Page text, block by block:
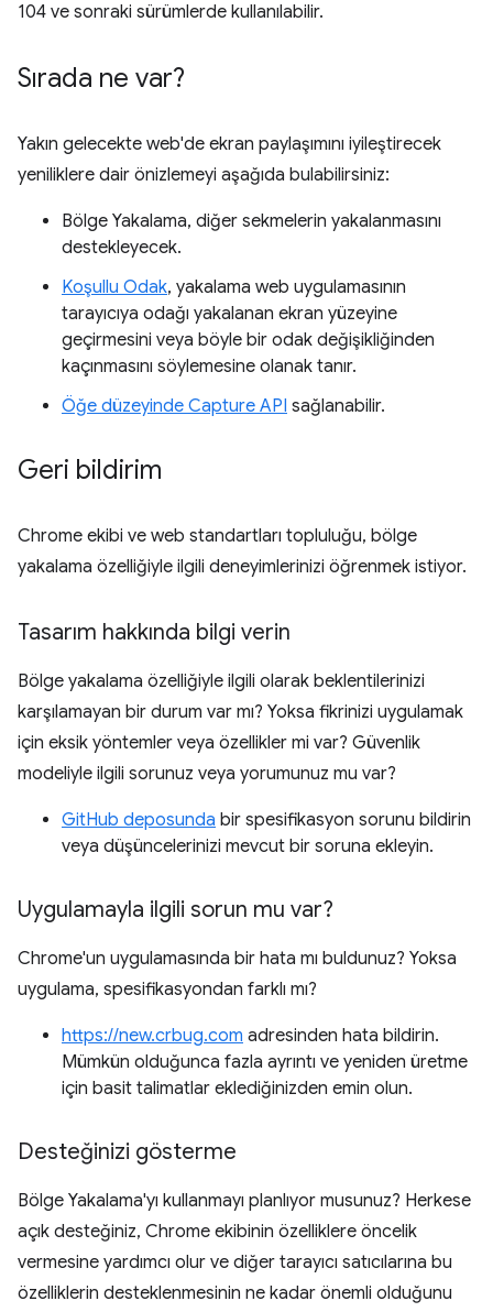
104 ve sonraki sürümlerde kullanılabilir.
Sırada ne var?
Yakın gelecekte web'de ekran paylaşımını iyileştirecek
yeniliklere dair önizlemeyi aşağıda bulabilirsiniz:
Bölge Yakalama, diğer sekmelerin yakalanmasını
destekleyecek.
Koşullu Odak, yakalama web uygulamasının
tarayıcıya odağı yakalanan ekran yüzeyine
geçirmesini veya böyle bir odak değişikliğinden
kaçınmasını söylemesine olanak tanır.
Öğe düzeyinde Capture API sağlanabilir.
Geri bildirim
Chrome ekibi ve web standartları topluluğu, bölge
yakalama özelliğiyle ilgili deneyimlerinizi öğrenmek istiyor.
Tasarım hakkında bilgi verin
Bölge yakalama özelliğiyle ilgili olarak beklentilerinizi
karşılamayan bir durum var mı? Yoksa fikrinizi uygulamak
için eksik yöntemler veya özellikler mi var? Güvenlik
modeliyle ilgili sorunuz veya yorumunuz mu var?
GitHub deposunda bir spesifikasyon sorunu bildirin
veya düşüncelerinizi mevcut bir soruna ekleyin.
Uygulamayla ilgili sorun mu var?
Chrome'un uygulamasında bir hata mı buldunuz? Yoksa
uygulama, spesifikasyondan farklı mı?
https://new.crbug.com adresinden hata bildirin.
Mümkün olduğunca fazla ayrıntı ve yeniden üretme
için basit talimatlar eklediğinizden emin olun.
Desteğinizi gösterme
Bölge Yakalama'yı kullanmayı planlıyor musunuz? Herkese
açık desteğiniz, Chrome ekibinin özelliklere öncelik
vermesine yardımcı olur ve diğer tarayıcı satıcılarına bu
özelliklerin desteklenmesinin ne kadar önemli olduğunu